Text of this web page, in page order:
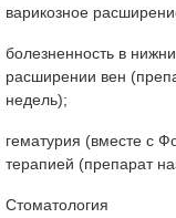
варикозное
болезненность в
расширении вен
недель);
гематурия (вместе с
терапией (препарат
Стоматология